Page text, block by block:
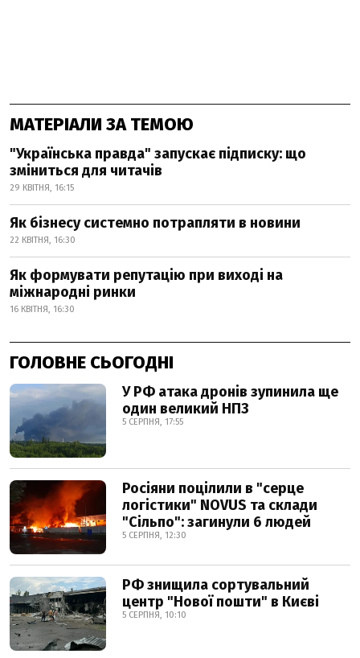
МАТЕРІАЛИ ЗА ТЕМОЮ
"Українська правда" запускає підписку: що
зміниться для читачів
29 КВІТНЯ, 16:15
Як бізнесу системно потрапляти в новини
22 КВІТНЯ, 16:30
Як формувати репутацію при виході на
міжнародні ринки
16 КВІТНЯ, 16:30
ГОЛОВНЕ СЬОГОДНІ
У РФ атака дронів зупинила ще
один великий НПЗ
5 СЕРПНЯ, 17:55
Росіяни поцілили в "серце
логістики" NOVUS та склади
"Сільпо": загинули 6 людей
5 СЕРПНЯ, 12:30
РФ знищила сортувальний
центр "Нової пошти" в Києві
5 СЕРПНЯ, 10:10